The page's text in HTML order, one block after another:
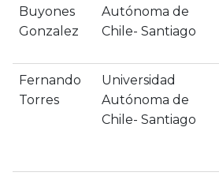
Buyones
Gonzalez
Autónoma de
Chile- Santiago
Fernando
Torres
Universidad
Autónoma de
Chile- Santiago